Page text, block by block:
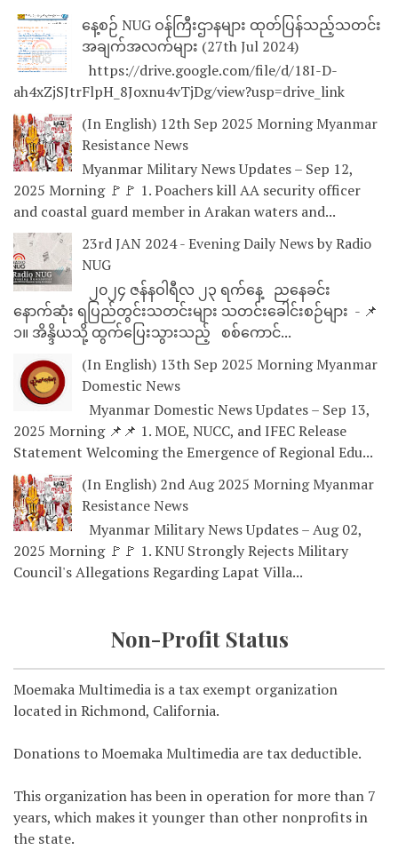
နေ့စဉ် NUG ဝန်ကြီးဌာနများ ထုတ်ပြန်သည့်သတင်း
အချက်အလက်များ (27th Jul 2024)
https://drive.google.com/file/d/18I-D-
ah4xZjSJtrFlpH_8Joxnu4vTjDg/view?usp=drive_link
(In English) 12th Sep 2025 Morning Myanmar
Resistance News
Myanmar Military News Updates – Sep 12,
2025 Morning 🚩🚩 1. Poachers kill AA security officer
and coastal guard member in Arakan waters and...
23rd JAN 2024 - Evening Daily News by Radio
NUG
၂၀၂၄ ဇန်နဝါရီလ ၂၃ ရက်နေ့ ညနေခင်း
နောက်ဆုံး ရပြည်တွင်းသတင်းများ သတင်းခေါင်းစဉ်များ - 📌
၁။ အိန္ဒိယသို့ ထွက်ပြေးသွားသည့် စစ်ကောင်...
(In English) 13th Sep 2025 Morning Myanmar
Domestic News
Myanmar Domestic News Updates – Sep 13,
2025 Morning 📌📌 1. MOE, NUCC, and IFEC Release
Statement Welcoming the Emergence of Regional Edu...
(In English) 2nd Aug 2025 Morning Myanmar
Resistance News
Myanmar Military News Updates – Aug 02,
2025 Morning 🚩🚩 1. KNU Strongly Rejects Military
Council's Allegations Regarding Lapat Villa...
Non-Profit Status
Moemaka Multimedia is a tax exempt organization
located in Richmond, California.
Donations to Moemaka Multimedia are tax deductible.
This organization has been in operation for more than 7
years, which makes it younger than other nonprofits in
the state.